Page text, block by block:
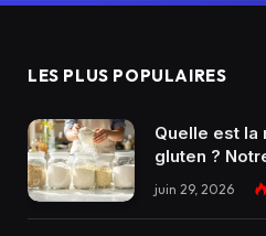
LES PLUS POPULAIRES
Quelle est la
gluten ?
juin 29, 2026